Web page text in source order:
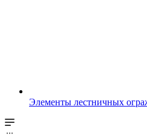
Элементы лестничных